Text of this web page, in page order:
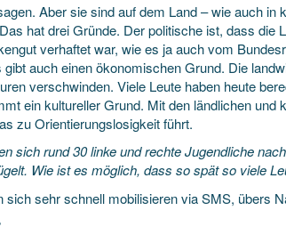
Aber sie sind auf dem Land – wie auch in
hat drei Gründe. Der politische ist, dass die
verhaftet war, wie es ja auch vom
auch einen ökonomischen Grund. Die
verschwinden. Viele Leute haben heute
ein kultureller Grund. Mit den ländlichen und
zu Orientierungslosigkeit führt.
sich rund 30 linke und rechte Jugendliche
Wie ist es möglich, dass so spät so viele
sich sehr schnell mobilisieren via SMS, übers